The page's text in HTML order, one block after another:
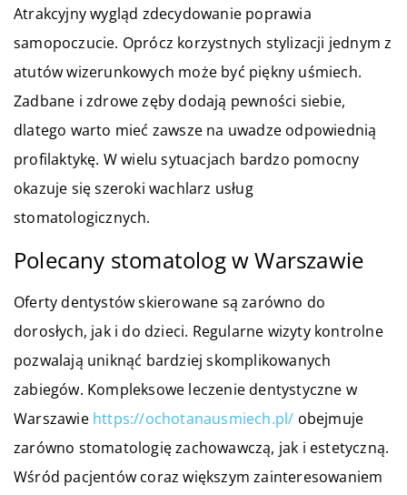
Atrakcyjny wygląd zdecydowanie poprawia
samopoczucie. Oprócz korzystnych stylizacji jednym z
atutów wizerunkowych może być piękny uśmiech.
Zadbane i zdrowe zęby dodają pewności siebie,
dlatego warto mieć zawsze na uwadze odpowiednią
profilaktykę. W wielu sytuacjach bardzo pomocny
okazuje się szeroki wachlarz usług
stomatologicznych.
Polecany stomatolog w Warszawie
Oferty dentystów skierowane są zarówno do
dorosłych, jak i do dzieci. Regularne wizyty kontrolne
pozwalają uniknąć bardziej skomplikowanych
zabiegów. Kompleksowe leczenie dentystyczne w
Warszawie https://ochotanausmiech.pl/ obejmuje
zarówno stomatologię zachowawczą, jak i estetyczną.
Wśród pacjentów coraz większym zainteresowaniem